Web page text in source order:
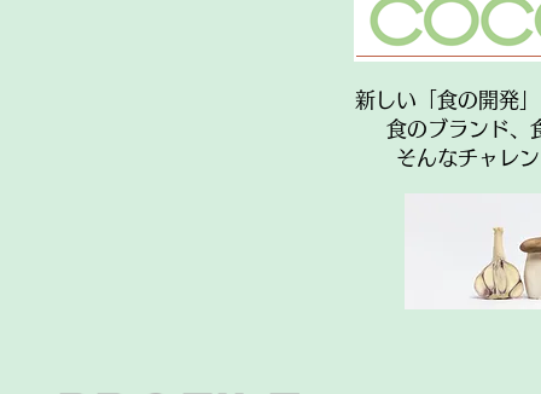
新しい「食の開発
食のブランド、
そんなチャレ